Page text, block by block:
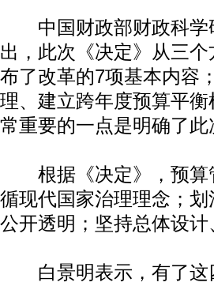
中国财政部财政科学
出，此次《决定》从三
布了改革的7项基本内容
理、建立跨年度预算平衡
常重要的一点是明确了
根据《决定》，预算
循现代国家治理理念；
公开透明；坚持总体设计
白景明表示，有了这